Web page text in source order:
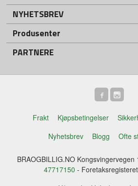
NYHETSBREV
Produsenter
PARTNERE
Frakt Kjøpsbetingelser
Nyhetsbrev
Blogg Ofte
BRAOGBILLIG.NO
47717150 -